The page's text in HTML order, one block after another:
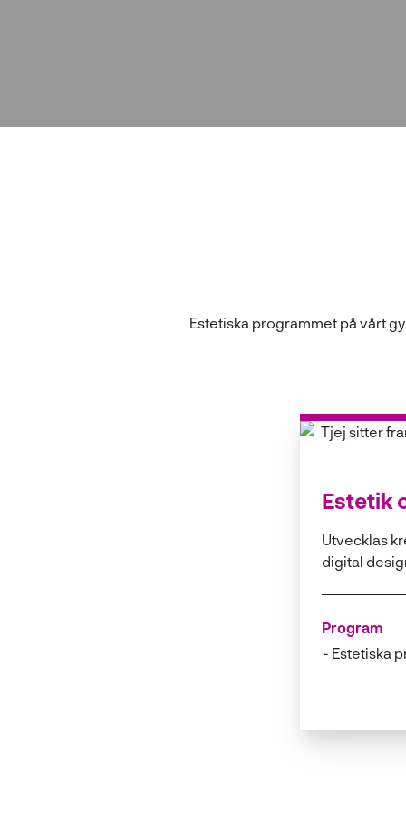
Estetiska programmet på vårt
Estetik
Utvecklas
digital
Program
Estetiska